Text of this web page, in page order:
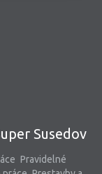
Susedov
Pravidelné